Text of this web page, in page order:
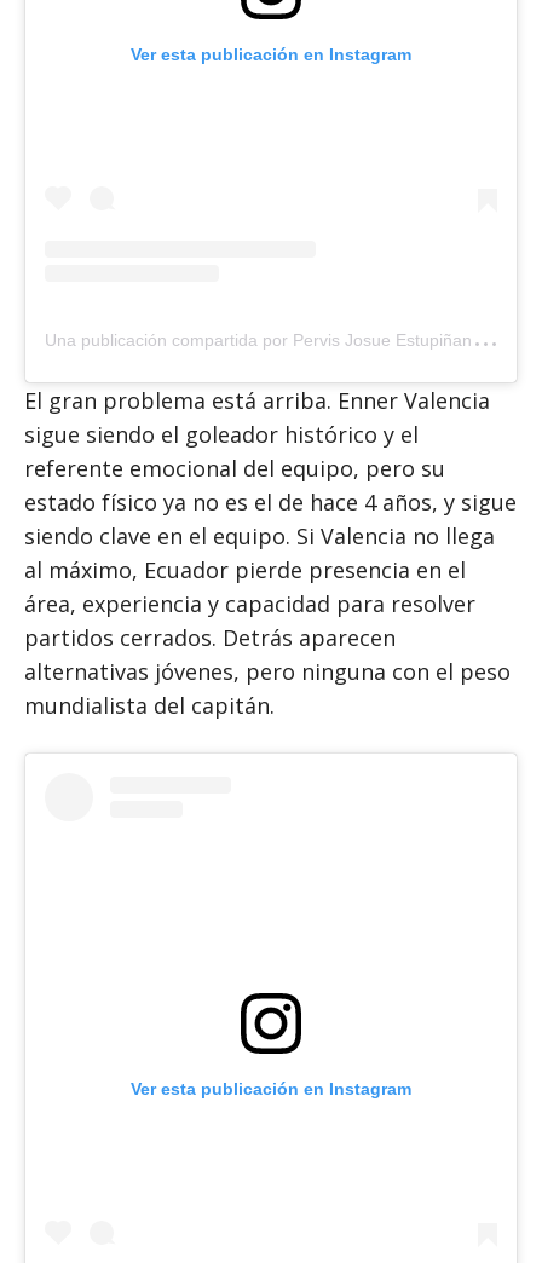
Ver esta publicación en Instagram
U
na publicación compartida por Pervis Josue Estupiñan Tenorio (@pervisestupinan_oficial)
El gran problema está arriba. Enner Valencia
sigue siendo el goleador histórico y el
referente emocional del equipo, pero su
estado físico ya no es el de hace 4 años, y sigue
siendo clave en el equipo. Si Valencia no llega
al máximo, Ecuador pierde presencia en el
área, experiencia y capacidad para resolver
partidos cerrados. Detrás aparecen
alternativas jóvenes, pero ninguna con el peso
mundialista del capitán.
Ver esta publicación en Instagram